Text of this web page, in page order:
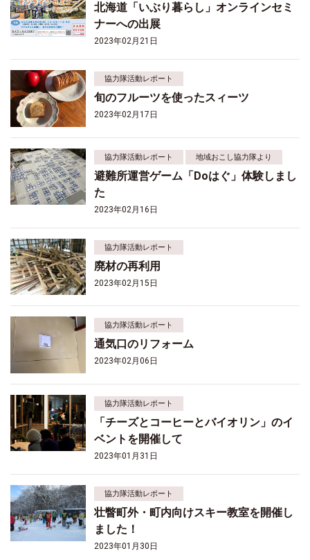
北海道「いぶり暮らし」オンラインセミ
ナーへの出展
2023年02月21日
協力隊活動レポート
旬のフルーツを使ったスィーツ
2023年02月17日
協力隊活動レポート 地域おこし協力隊より
避難所運営ゲーム「Doはぐ」体験しまし
た
2023年02月16日
協力隊活動レポート
廃材の再利用
2023年02月15日
協力隊活動レポート
通気口のリフォーム
2023年02月06日
協力隊活動レポート
「チーズとコーヒーとバイオリン」のイ
ベントを開催して
2023年01月31日
協力隊活動レポート
壮瞥町外・町内向けスキー教室を開催し
ました！
2023年01月30日